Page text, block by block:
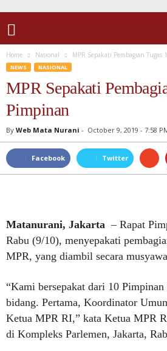
Home Nasional MPR Sepakati Pembagian Tugas
NEWS NASIONAL
MPR Sepakati
Pimpinan
By Web Mata Nurani - October 9, 2019 - 7:58
Facebook Twitter
Matanurani, Jakarta – Rapat
Rabu (9/10), menyepakati
MPR, yang diambil secara
“Kami bersepakat dari 10
bidang. Pertama, Koordinator
Ketua MPR RI,” kata Ketua MPR
di Kompleks Parlemen, Jakarta,